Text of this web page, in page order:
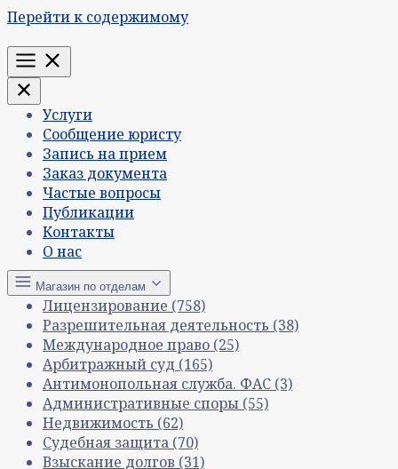
Перейти к содержимому
Меню
Услуги
Сообщение юристу
Запись на прием
Заказ документа
Частые вопросы
Публикации
Контакты
О нас
Магазин по отделам
Лицензирование (758)
Разрешительная деятельность (38)
Международное право (25)
Арбитражный суд (165)
Антимонопольная служба. ФАС (3)
Административные споры (55)
Недвижимость (62)
Судебная защита (70)
Взыскание долгов (31)